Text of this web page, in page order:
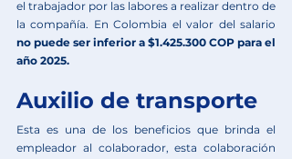
el trabajador por las labores a realizar dentro de
no puede ser inferior a $1.425.300 COP para el
año 2025.
Auxilio de transporte
Esta es una de los beneficios que brinda el
empleador al colaborador, esta colaboración